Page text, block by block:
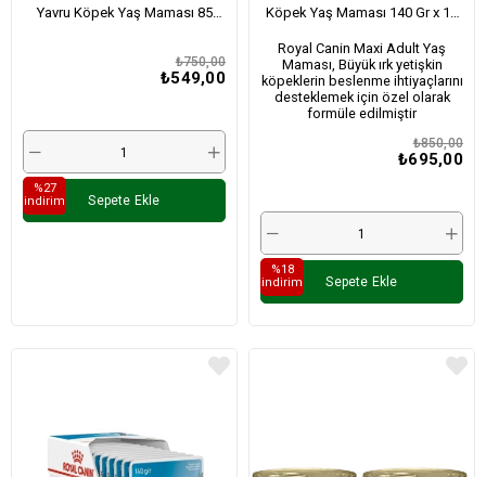
Yavru Köpek Yaş Maması 85
₺549,00
₺750,00
Sepete Ekle
%27
i̇ndirim
Köpek Yaş Maması 140 Gr x 10
Royal Canin Maxi Adult Yaş
Maması, Büyük ırk yetişkin
köpeklerin beslenme ihtiyaçlarını
desteklemek için özel olarak
formüle edilmiştir
₺695,00
₺850,00
Sepete Ekle
%18
i̇ndirim